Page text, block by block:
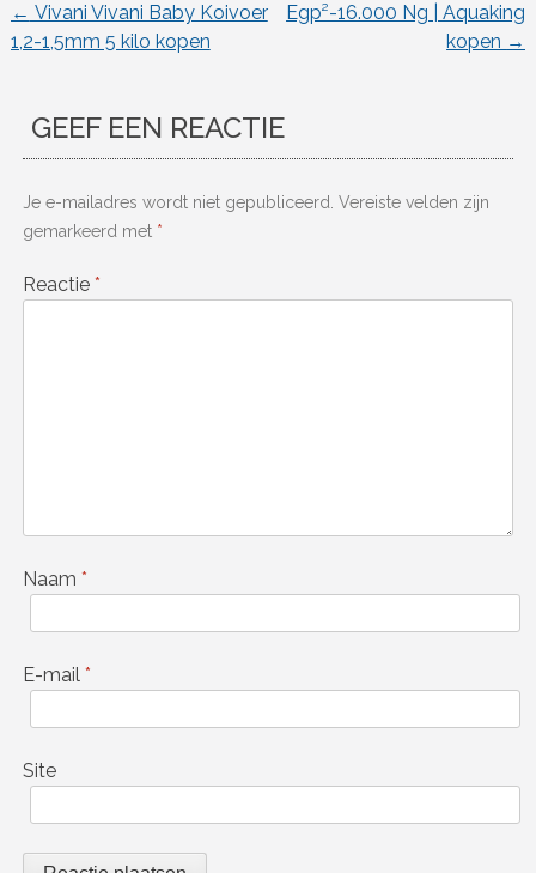
Berichtnavigatie
← Vivani Vivani Baby Koivoer
1,2-1,5mm 5 kilo kopen
Egp²-16.000 Ng | Aquaking
kopen →
GEEF EEN REACTIE
Je e-mailadres wordt niet gepubliceerd. Vereiste velden zijn
gemarkeerd met *
Reactie *
Naam *
E-mail *
Site